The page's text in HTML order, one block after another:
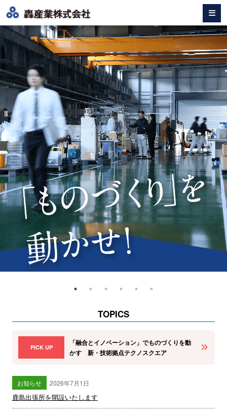
TOPICS
PICK UP
「融合とイノベーション」でものづくりを動
かす 新・技術拠点テクノスクエア
お知らせ 2026年7月1日
鹿島出張所を開設いたします